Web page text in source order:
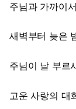
주님과 가까이
새벽부터 늦은
주님이 날 부르
고운 사랑의 대